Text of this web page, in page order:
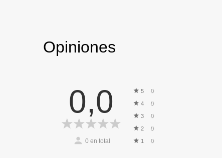
Opiniones
0,0
0 en total
5 0
4 0
3 0
2 0
1 0